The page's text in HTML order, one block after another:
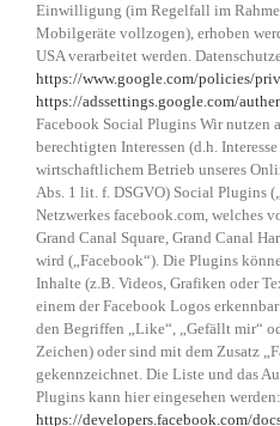
Einwilligung (im Regelfall im
Mobilgeräte vollzogen), erhoben
USA verarbeitet werden.
https://www.google.com/policies/
https://adssettings.google.com/
Facebook Social Plugins Wir nutzen
berechtigten Interessen (d.h.
wirtschaftlichem Betrieb unseres
Abs. 1 lit. f. DSGVO) Social Plugins
Netzwerkes facebook.com, welches
Grand Canal Square, Grand Canal
wird („Facebook“). Die Plugins
Inhalte (z.B. Videos, Grafiken oder
einem der Facebook Logos
den Begriffen „Like“, „Gefällt mir“
Zeichen) oder sind mit dem Zusatz
gekennzeichnet. Die Liste und das
Plugins kann hier eingesehen werden:
https://developers.facebook.com/